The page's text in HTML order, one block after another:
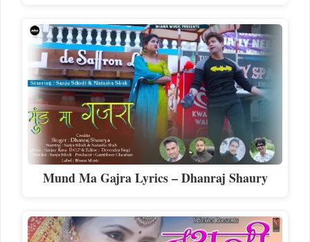
Mund Ma Gajra Lyrics – Dhanraj Shaury